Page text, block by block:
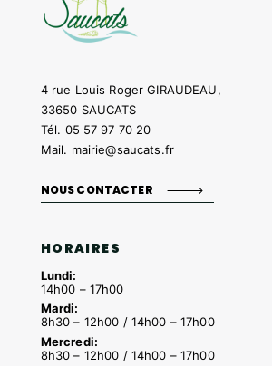
4 rue Louis Roger GIRAUDEAU,
33650 SAUCATS
Tél. 05 57 97 70 20
Mail. mairie@saucats.fr
NOUS CONTACTER
HORAIRES
Lundi:
14h00 – 17h00
Mardi:
8h30 – 12h00 / 14h00 – 17h00
Mercredi:
8h30 – 12h00 / 14h00 – 17h00